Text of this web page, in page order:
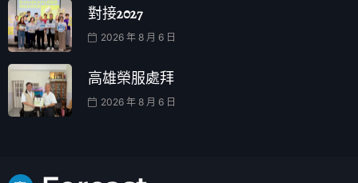
對接2027
2026 年 8 月 6 日
高雄榮服處拜
2026 年 8 月 6 日